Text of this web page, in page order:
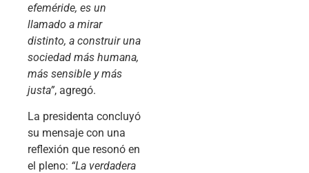
efeméride, es un
llamado a mirar
distinto, a construir una
sociedad más humana,
más sensible y más
justa”, agregó.
La presidenta concluyó
su mensaje con una
reflexión que resonó en
el pleno: “La verdadera